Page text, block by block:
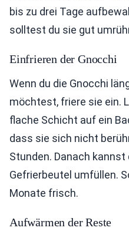
bis zu drei Tage
solltest du sie gut
Einfrieren der Gnocchi
Wenn du die Gnocchi
möchtest, friere sie ein.
flache Schicht auf ein
dass sie sich nicht
Stunden. Danach kannst
Gefrierbeutel umfüllen.
Monate frisch.
Aufwärmen der Reste